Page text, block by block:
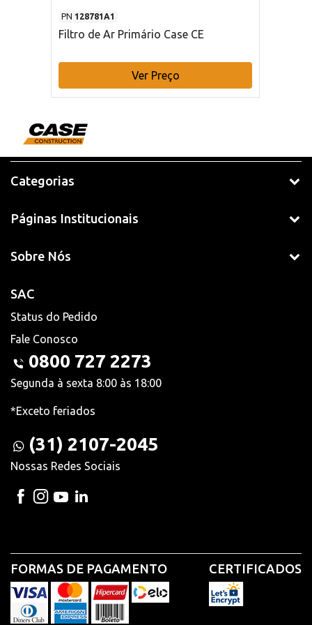
PN 128781A1
Filtro de Ar Primário Case CE
Ver Preço
Categorias
Páginas Institucionais
Sobre Nós
SAC
Status do Pedido
Fale Conosco
0800 727 2273
Segunda à sexta 8:00 às 18:00
*Exceto feriados
(31) 2107-2045
Nossas Redes Sociais
FORMAS DE PAGAMENTO CERTIFICADOS